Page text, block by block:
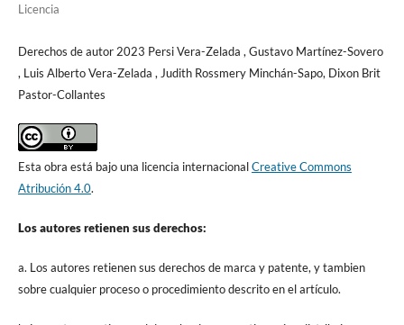
Licencia
Derechos de autor 2023 Persi Vera-Zelada , Gustavo Martínez-Sovero
, Luis Alberto Vera-Zelada , Judith Rossmery Minchán-Sapo, Dixon Brit
Pastor-Collantes
Esta obra está bajo una licencia internacionalCreative Commons
Atribución 4.0.
Los autores retienen sus derechos:
a. Los autores retienen sus derechos de marca y patente, y tambien
sobre cualquier proceso o procedimiento descrito en el artículo.